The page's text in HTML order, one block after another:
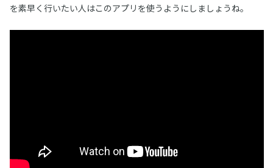
を素早く行いたい人はこのアプリを使うようにしましょうね。